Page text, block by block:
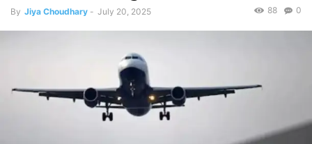
By Jiya Choudhary - July 20, 2025 0
88